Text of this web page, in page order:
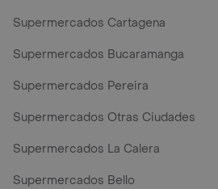
Supermercados Cartagena
Supermercados Bucaramanga
Supermercados Pereira
Supermercados Otras Ciudades
Supermercados La Calera
Supermercados Bello